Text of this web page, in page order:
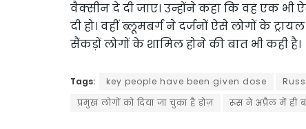
वैक्सीन दे दी जाए। उन्होंने कहा कि वह एक भी
दी हो। वहीं ब्लूमबर्ग ने दर्जनों ऐसे लोगों के
सैंकड़ों लोगों के शामिल होने की बात भी कही है।
Tags: key people have been given dose
प्रमुख लोगों को दिया जा चुका है डोज़
रूस ने अप्रैल में ही